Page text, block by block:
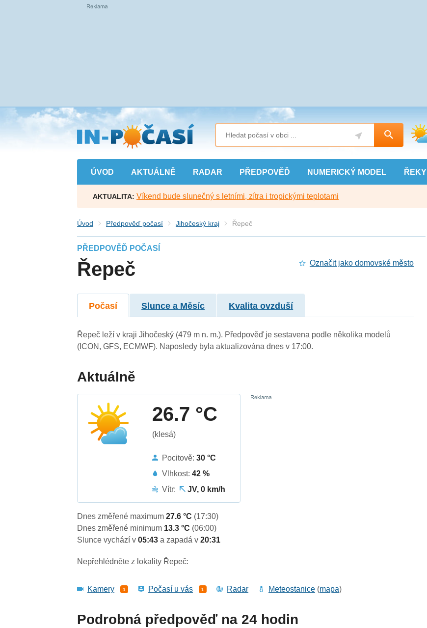
Přejít
na
hlavní
obsah
ÚVOD AKTUÁLNĚ RADAR PŘEDPOVĚĎ NUMERICKÝ MODEL ŘEKY
AKTUALITA: Víkend bude slunečný s letními, zítra i tropickými teplotami
Úvod Předpověď počasí Jihočeský kraj Řepeč
PŘEDPOVĚĎ POČASÍ
Řepeč Označit jako domovské město
Počasí Slunce a Měsíc Kvalita ovzduší
Řepeč leží v kraji Jihočeský (479 m n. m.). Předpověď je sestavena podle několika modelů
(ICON, GFS, ECMWF). Naposledy byla aktualizována dnes v 17:00.
Aktuálně
26.7 °C
(klesá)
Pocitově:30 °C
Vlhkost:42 %
Vítr:
JV, 0 km/h
Dnes změřené maximum27.6 °C (17:30)
Dnes změřené minimum 13.3 °C (06:00)
Slunce vychází v05:43a zapadá v20:31
Nepřehlédněte z lokality Řepeč:
Kamery 1 Počasí u vás 1 Radar Meteostanice (mapa)
Podrobná předpověď na 24 hodin